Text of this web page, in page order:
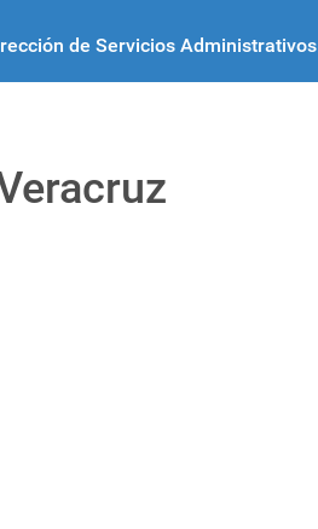
de Servicios Administrativos